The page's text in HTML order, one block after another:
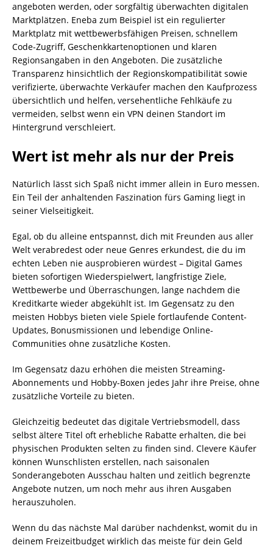
angeboten werden, oder sorgfältig überwachten digitalen
Marktplätzen. Eneba zum Beispiel ist ein regulierter
Marktplatz mit wettbewerbsfähigen Preisen, schnellem
Code-Zugriff, Geschenkkartenoptionen und klaren
Regionsangaben in den Angeboten. Die zusätzliche
Transparenz hinsichtlich der Regionskompatibilität sowie
verifizierte, überwachte Verkäufer machen den Kaufprozess
übersichtlich und helfen, versehentliche Fehlkäufe zu
vermeiden, selbst wenn ein VPN deinen Standort im
Hintergrund verschleiert.
Wert ist mehr als nur der Preis
Natürlich lässt sich Spaß nicht immer allein in Euro messen.
Ein Teil der anhaltenden Faszination fürs Gaming liegt in
seiner Vielseitigkeit.
Egal, ob du alleine entspannst, dich mit Freunden aus aller
Welt verabredest oder neue Genres erkundest, die du im
echten Leben nie ausprobieren würdest – Digital Games
bieten sofortigen Wiederspielwert, langfristige Ziele,
Wettbewerbe und Überraschungen, lange nachdem die
Kreditkarte wieder abgekühlt ist. Im Gegensatz zu den
meisten Hobbys bieten viele Spiele fortlaufende Content-
Updates, Bonusmissionen und lebendige Online-
Communities ohne zusätzliche Kosten.
Im Gegensatz dazu erhöhen die meisten Streaming-
Abonnements und Hobby-Boxen jedes Jahr ihre Preise, ohne
zusätzliche Vorteile zu bieten.
Gleichzeitig bedeutet das digitale Vertriebsmodell, dass
selbst ältere Titel oft erhebliche Rabatte erhalten, die bei
physischen Produkten selten zu finden sind. Clevere Käufer
können Wunschlisten erstellen, nach saisonalen
Sonderangeboten Ausschau halten und zeitlich begrenzte
Angebote nutzen, um noch mehr aus ihren Ausgaben
herauszuholen.
Wenn du das nächste Mal darüber nachdenkst, womit du in
deinem Freizeitbudget wirklich das meiste für dein Geld